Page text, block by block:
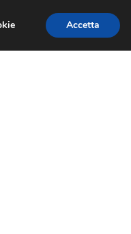
CONCORSI DESIGN
Accetta